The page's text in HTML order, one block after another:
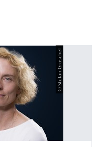
© Stefan Gröschel